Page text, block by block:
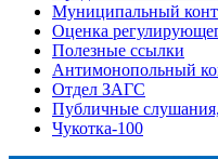
Муниципальный
Оценка
Полезные ссылки
Антимонопольный
Отдел ЗАГС
Публичные
Чукотка-100